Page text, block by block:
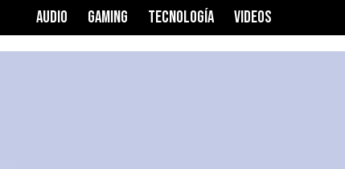
AUDIO GAMING TECNOLOGÍA VIDEOS